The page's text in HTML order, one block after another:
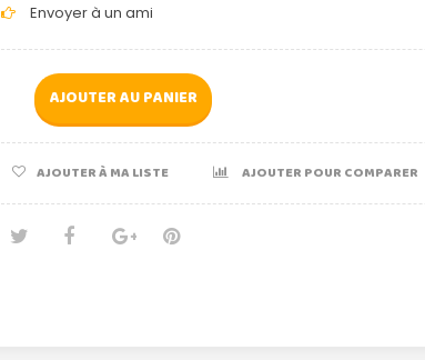
Envoyer à un ami
AJOUTER AU PANIER
AJOUTER À MA LISTE AJOUTER POUR COMPARER